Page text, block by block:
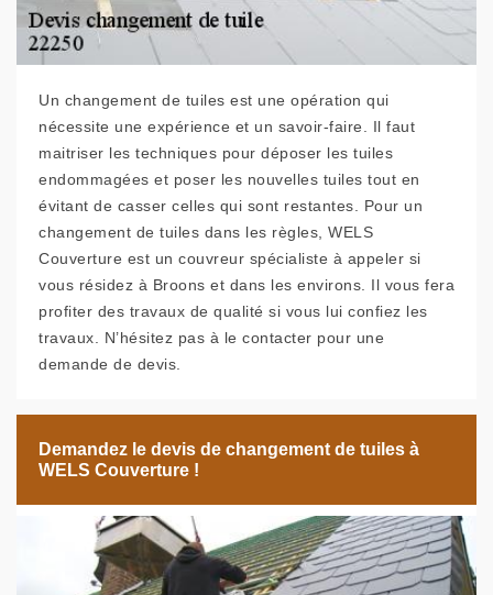
Un changement de tuiles est une opération qui
nécessite une expérience et un savoir-faire. Il faut
maitriser les techniques pour déposer les tuiles
endommagées et poser les nouvelles tuiles tout en
évitant de casser celles qui sont restantes. Pour un
changement de tuiles dans les règles, WELS
Couverture est un couvreur spécialiste à appeler si
vous résidez à Broons et dans les environs. Il vous fera
profiter des travaux de qualité si vous lui confiez les
travaux. N’hésitez pas à le contacter pour une
demande de devis.
Demandez le devis de changement de tuiles à
WELS Couverture !